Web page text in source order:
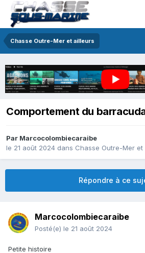
Chasse Outre-Mer et ailleurs
Comportement du
Par Marcocolombiecaraibe
le 21 août 2024 dans Chasse Outre-Mer et
Répondre à ce
Marcocolombiecaraibe
Posté(e) le 21 août 2024
Petite histoire